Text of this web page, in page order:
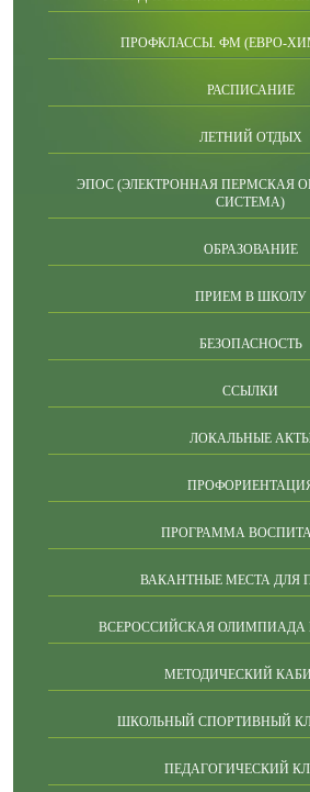
ПРОФКЛАССЫ. ФМ (ЕВРО-
РАСПИСАНИЕ
ЛЕТНИЙ ОТДЫХ
ЭПОС (ЭЛЕКТРОННАЯ ПЕРМСКАЯ
СИСТЕМА)
ОБРАЗОВАНИЕ
ПРИЕМ В ШКОЛУ
БЕЗОПАСНОСТЬ
ССЫЛКИ
ЛОКАЛЬНЫЕ
ПРОГРАММА
ВАКАНТНЫЕ МЕСТА ДЛЯ
ВСЕРОССИЙСКАЯ
МЕТОДИЧЕСКИЙ
ШКОЛЬНЫЙ СПОРТИВНЫЙ
ПЕДАГОГИЧЕСКИЙ